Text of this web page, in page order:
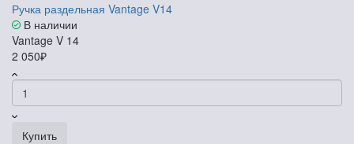
Ручка раздельная Vantage V14
В наличии
Vantage V 14
2 050₽
Купить